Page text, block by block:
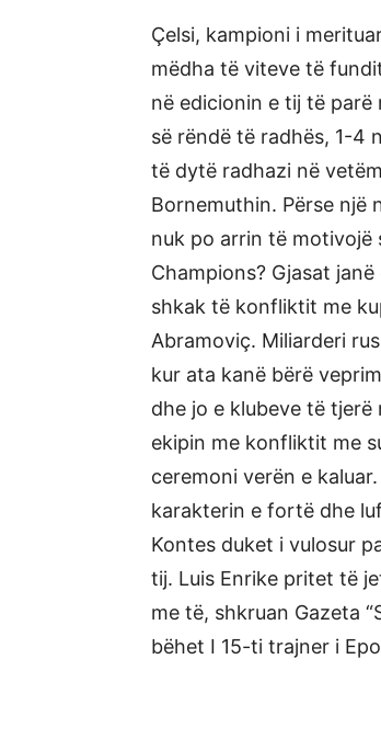
Çelsi, kampioni i
mëdha të viteve të
në edicionin e tij të
së rëndë të radhës, 1-4
të dytë radhazi në
Bornemuthin. Përse një
nuk po arrin të motivojë
Champions? Gjasat
shkak të konfliktit me
Abramoviç. Miliarderi
kur ata kanë bërë
dhe jo e klubeve të tjerë
ekipin me konfliktit me
ceremoni verën e
karakterin e fortë dhe
Kontes duket i vulosur
tij. Luis Enrike pritet të
me të, shkruan Gazeta
bëhet I 15-ti trajner i